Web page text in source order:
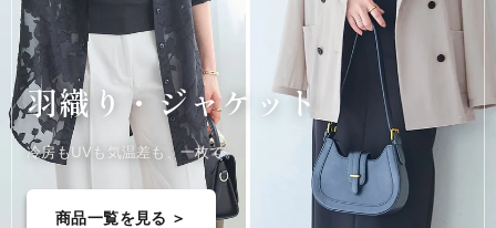
羽織り・ ジャケット
冷房もUVも気温差も、一枚で。
商品一覧を見る ＞